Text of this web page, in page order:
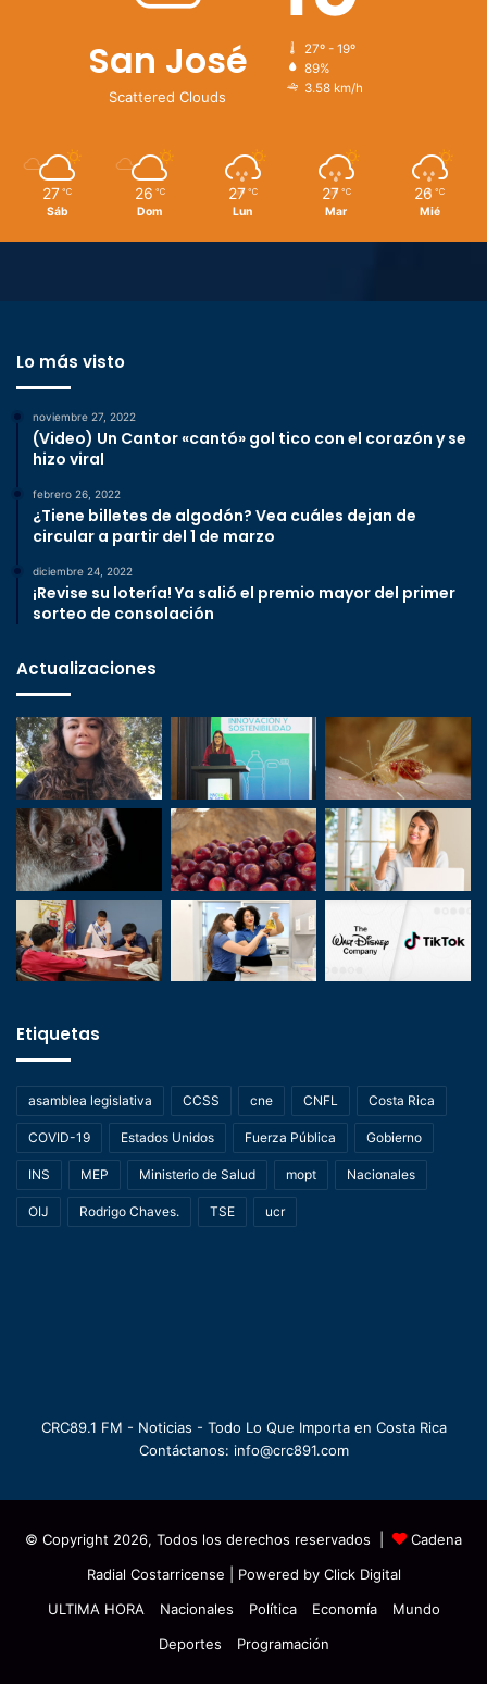
San José
Scattered Clouds
27º - 19º
89%
3.58 km/h
27 ℃
Sáb
26 ℃
Dom
27 ℃
Lun
27 ℃
Mar
26 ℃
Mié
Lo más visto
noviembre 27, 2022
(Video) Un Cantor «cantó» gol tico con el corazón y se
hizo viral
febrero 26, 2022
¿Tiene billetes de algodón? Vea cuáles dejan de
circular a partir del 1 de marzo
diciembre 24, 2022
¡Revise su lotería! Ya salió el premio mayor del primer
sorteo de consolación
Actualizaciones
Etiquetas
asamblea legislativa CCSS cne CNFL Costa Rica
COVID-19 Estados Unidos Fuerza Pública Gobierno
INS MEP Ministerio de Salud mopt Nacionales
OIJ Rodrigo Chaves. TSE ucr
CRC89.1 FM - Noticias - Todo Lo Que Importa en Costa Rica
Contáctanos: info@crc891.com
© Copyright 2026, Todos los derechos reservados |
Cadena
Radial Costarricense | Powered by Click Digital
ULTIMA HORA
Nacionales Política Economía
Mundo
Deportes
Programación